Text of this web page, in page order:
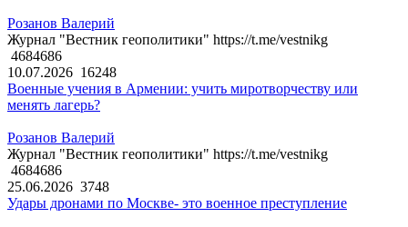
Розанов Валерий
Журнал "Вестник геополитики" https://t.me/vestnikg
4684686
10.07.2026 16248
Военные учения в Армении: учить миротворчеству или
менять лагерь?
Розанов Валерий
Журнал "Вестник геополитики" https://t.me/vestnikg
4684686
25.06.2026 3748
Удары дронами по Москве- это военное преступление